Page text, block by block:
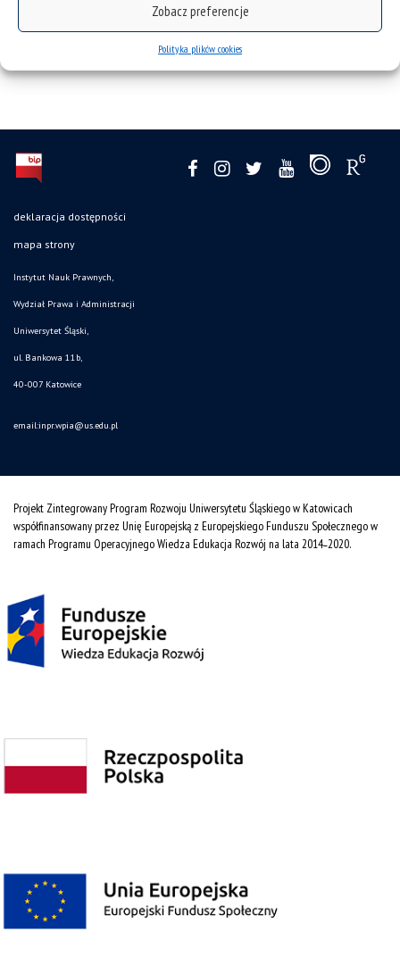
Zobacz preferencje
Polityka plików cookies
deklaracja dostępności
mapa strony
Instytut Nauk Prawnych,
Wydział Prawa i Administracji
Uniwersytet Śląski,
ul. Bankowa 11b,
40-007 Katowice
email:inpr.wpia@us.edu.pl
Projekt Zintegrowany Program Rozwoju Uniwersytetu Śląskiego w Katowicach
współfinansowany przez Unię Europejską z Europejskiego Funduszu Społecznego w
ramach Programu Operacyjnego Wiedza Edukacja Rozwój na lata 2014˗2020.